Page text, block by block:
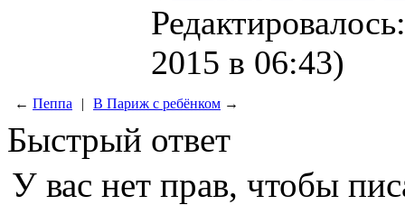
2015 в 06:43)
← Пеппа | В Париж с ребёнком →
Быстрый ответ
У вас нет прав, чтобы